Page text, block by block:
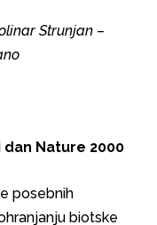
Strunjan –
dan Nature 2000
posebnih
biotske